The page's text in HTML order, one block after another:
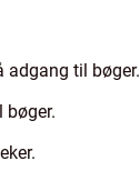
adgang til bøger.
bøger.